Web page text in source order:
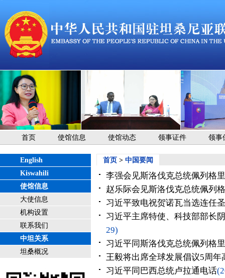
首页 使馆信息 使馆动态 领事证件 领事
English
Kiswahili
使馆信息
大使信息
机构设置
联系我们
中坦关系
坦桑概况
首页 > 中国要闻
李强会见斯洛伐克总统佩列格
赵乐际会见斯洛伐克总统佩列
习近平致电祝贺诺瓦当选连任
习近平主席特使、科技部部长
29)
习近平同斯洛伐克总统佩列格
王毅将出席全球发展倡议5周年
习近平同巴西总统卢拉通电话